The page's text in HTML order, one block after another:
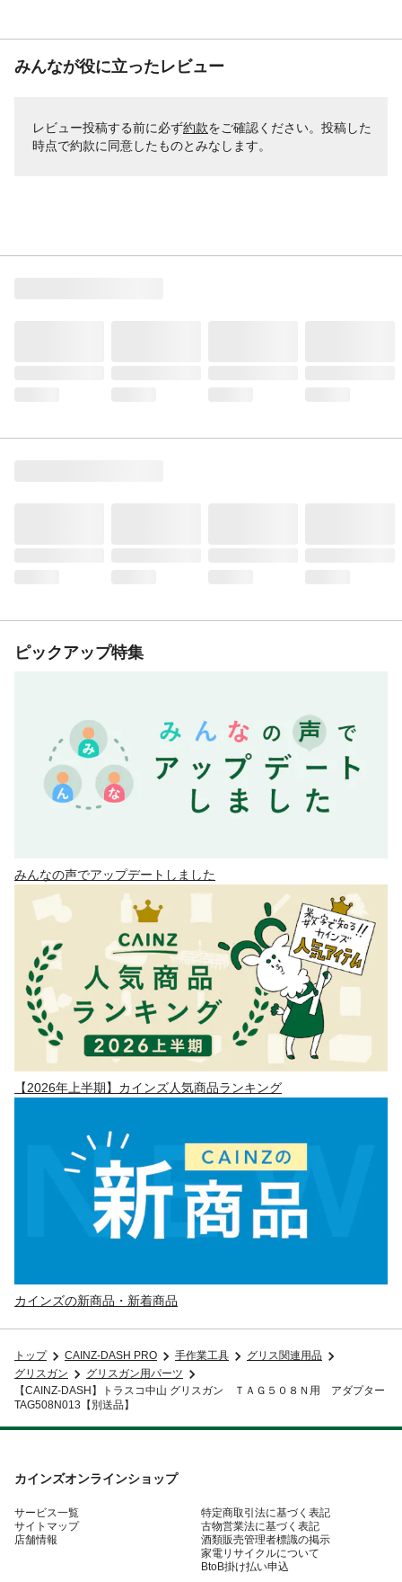
みんなが役に立ったレビュー
レビュー投稿する前に必ず約款をご確認ください。投稿した
時点で約款に同意したものとみなします。
ピックアップ特集
みんなの声でアップデートしました
【2026年上半期】カインズ人気商品ランキング
カインズの新商品・新着商品
トップ CAINZ-DASH PRO 手作業工具
グリス関連用品
グリスガン
グリスガン用パーツ
【CAINZ-DASH】トラスコ中山 グリスガン ＴＡＧ５０８Ｎ用 アダプター
TAG508N013【別送品】
カインズオンラインショップ
サービス一覧
サイトマップ
店舗情報
特定商取引法に基づく表記
古物営業法に基づく表記
酒類販売管理者標識の掲示
家電リサイクルについて
BtoB掛け払い申込